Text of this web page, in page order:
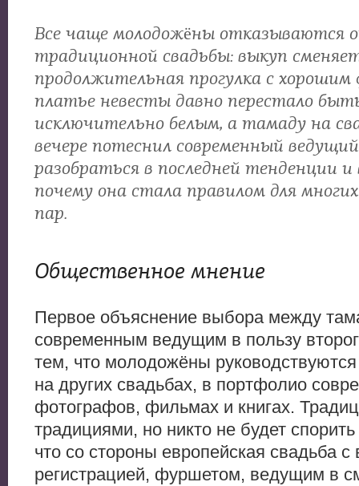
Все чаще молодожёны отказываются
традиционной свадьбы: выкуп
продолжительная прогулка с
платье невесты давно перестало
исключительно белым, а тамаду на
вечере потеснил современный
разобраться в последней тенденции
почему она стала правилом для
пар.
Общественное мнение
Первое объяснение выбора между
современным ведущим в пользу
тем, что молодожёны
на других свадьбах, в портфолио
фотографов, фильмах и книгах.
традициями, но никто не будет
что со стороны европейская свадьба с
регистрацией, фуршетом, ведущим в